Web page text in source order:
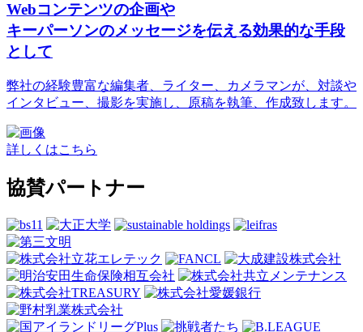
Webコンテンツの企画や
キーパーソンのメッセージを伝える効果的な手段
として
弊社の経験豊富な編集者、ライター、カメラマンが、対談や
インタビュー、撮影を実施し、原稿を執筆、作成致します。
詳しくはこちら
協賛パートナー